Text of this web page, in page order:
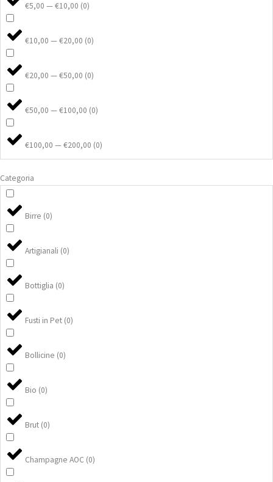
€5,00 — €10,00 (0)
€10,00 — €20,00 (0)
€20,00 — €50,00 (0)
€50,00 — €100,00 (0)
€100,00 — €200,00 (0)
Categoria
Birre (0)
Artigianali (0)
Bottiglia (0)
Fusti in Pet (0)
Bollicine (0)
Bio (0)
Brut (0)
Champagne AOC (0)